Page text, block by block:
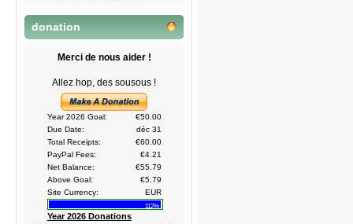
donation
Merci de nous aider !
Allez hop, des sousous !
Year 2026 Goal:
€50.00
Due Date:
déc 31
Total Receipts:
€60.00
PayPal Fees:
€4.21
Net Balance:
€55.79
Above Goal:
€5.79
Site Currency:
EUR
112%
Year 2026 Donations